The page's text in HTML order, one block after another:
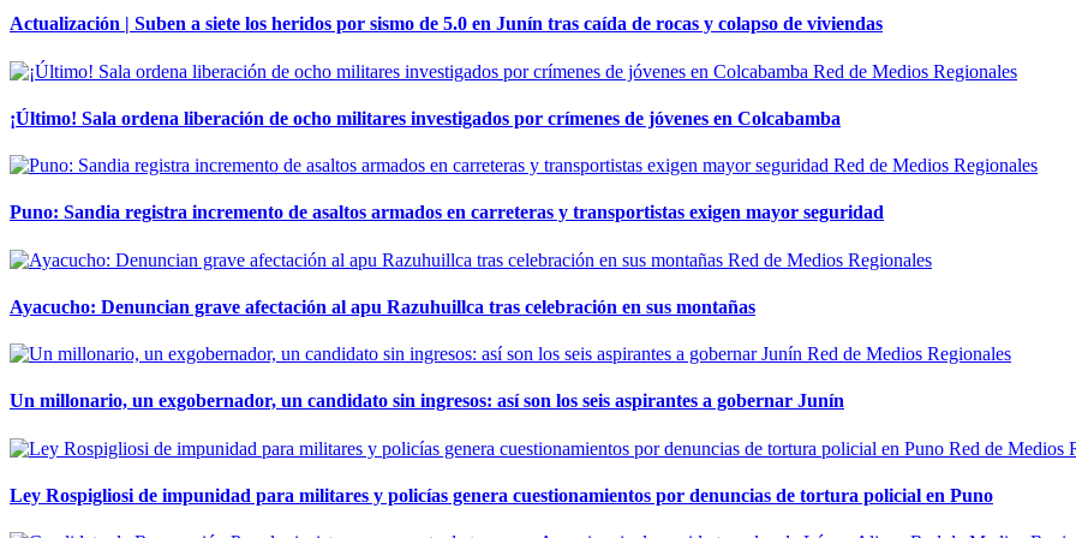
Actualización | Suben a siete los heridos por sismo de 5.0 en Junín tras caída de rocas y colapso de viviendas
Red de Medios Regionales
¡Último! Sala ordena liberación de ocho militares investigados por crímenes de jóvenes en Colcabamba
Red de Medios Regionales
Puno: Sandia registra incremento de asaltos armados en carreteras y transportistas exigen mayor seguridad
Red de Medios Regionales
Ayacucho: Denuncian grave afectación al apu Razuhuillca tras celebración en sus montañas
Red de Medios Regionales
Un millonario, un exgobernador, un candidato sin ingresos: así son los seis aspirantes a gobernar Junín
Red de Medios
Ley Rospigliosi de impunidad para militares y policías genera cuestionamientos por denuncias de tortura policial en Puno